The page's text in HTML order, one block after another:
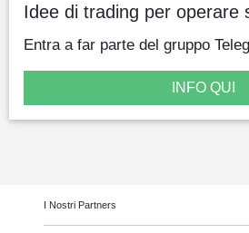
Idee di trading per operare
Entra a far parte del gruppo
INFO QUI
I Nostri Partners